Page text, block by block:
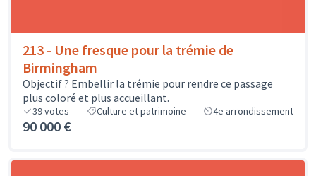
213 - Une fresque pour la trémie de
Birmingham
Objectif ? Embellir la trémie pour rendre ce passage
plus coloré et plus accueillant.
39votes Culture et patrimoine 4e arrondissement
90 000 €